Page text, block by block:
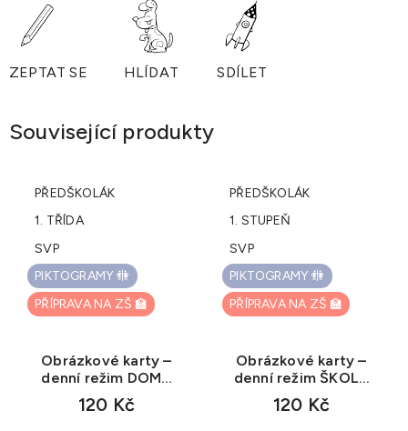
ZEPTAT SE HLÍDAT SDÍLET
Související produkty
PŘEDŠKOLÁK
1. TŘÍDA
SVP
PIKTOGRAMY 🚻
PŘÍPRAVA NA ZŠ 🏫
Obrázkové karty –
denní režim DOMA
(ke stažení)
120 Kč
PŘEDŠKOLÁK
1. STUPEŇ
SVP
PIKTOGRAMY 🚻
PŘÍPRAVA NA ZŠ 🏫
Obrázkové karty –
denní režim ŠKOLA
(ke stažení)
120 Kč